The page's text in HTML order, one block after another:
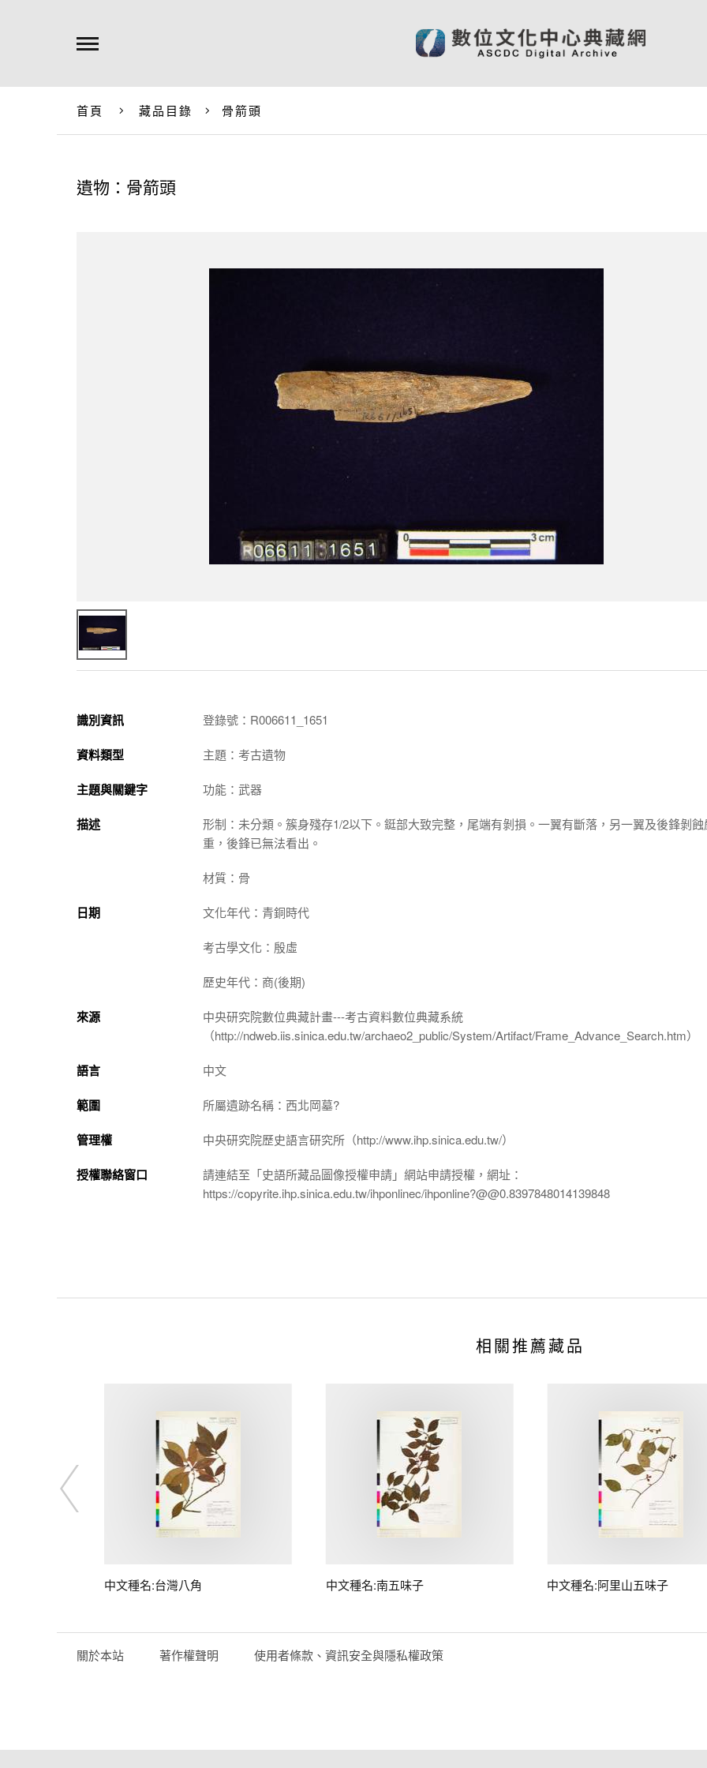
首頁 藏品目錄 骨箭頭
遺物：骨箭頭
識別資訊 登錄號：R006611_1651
資料類型 主題：考古遺物
主題與關鍵字 功能：武器
描述
形制：未分類。簇身殘存1/2以下。鋌部大致完整，尾端有剝損。一翼有斷落，另一翼及後鋒剝蝕
重，後鋒已無法看出。
材質：骨
日期 文化年代：青銅時代
考古學文化：殷虛
歷史年代：商(後期)
來源
中央研究院數位典藏計畫---考古資料數位典藏系統
（http://ndweb.iis.sinica.edu.tw/archaeo2_public/System/Artifact/Frame_Advance_Search.htm）
語言 中文
範圍 所屬遺跡名稱：西北岡墓?
管理權 中央研究院歷史語言研究所（http://www.ihp.sinica.edu.tw/）
授權聯絡窗口
請連結至「史語所藏品圖像授權申請」網站申請授權，網址：
https://copyrite.ihp.sinica.edu.tw/ihponlinec/ihponline?@@0.8397848014139848
相關推薦藏品
中文種名:台灣八角 中文種名:南五味子 中文種名:阿里山五味子
關於本站 著作權聲明 使用者條款、資訊安全與隱私權政策